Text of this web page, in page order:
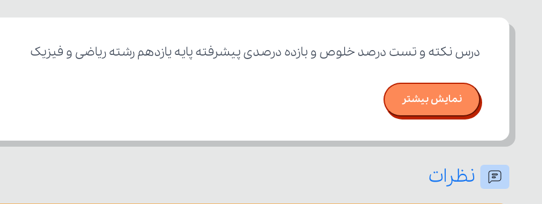
درس نکته و تست درصد خلوص و بازده درصدی پیشرفته پایه یازدهم رشته ریاضی و فیزیک
نمایش بیشتر
نظرات